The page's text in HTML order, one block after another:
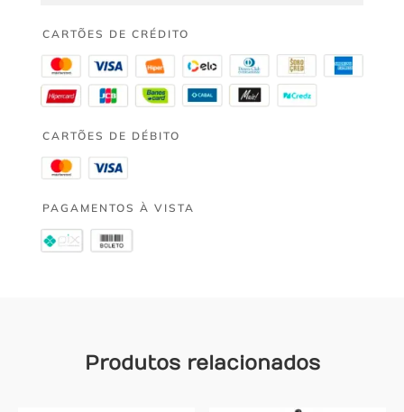
CARTÕES DE CRÉDITO
CARTÕES DE DÉBITO
PAGAMENTOS À VISTA
Produtos relacionados